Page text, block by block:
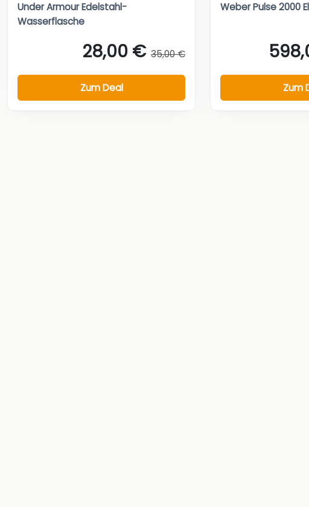
Under Armour Edelstahl-
Wasserflasche
28,00 € 35,00 €
Zum Deal
Weber Pulse 2000
Zum